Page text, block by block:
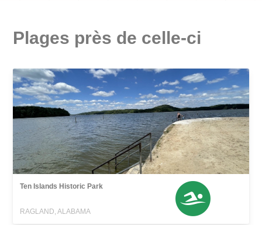
Plages près de celle-ci
Ten Islands Historic Park
RAGLAND, ALABAMA